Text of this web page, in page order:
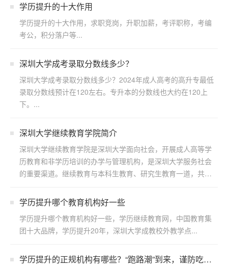
学历提升的十大作用
学历提升的十大作用，求职竞岗，升职加薪，考评职称，考编
考公，积分落户等...
深圳大学成考录取分数线多少？
深圳大学成考录取分数线多少？2024年成人高考的高升专最低
录取分数线预计在120左右。专升本的分数线也大约在120上
下。...
深圳大学继续教育学院简介
深圳大学继续教育学院是深圳大学面向社会，开展成人高等学
历教育和非学历培训的办学与管理机构，是深圳大学服务社会
的重要渠道。继续教育与本科生教育、研究生教育一道，共同
学历提升哪个教育机构好一些
学历提升哪个教育机构好一些，学历继续教育网，中国教育集
团十大品牌，学历提升20年，深圳大学成教校外教学点...
学历提升的正规机构有哪些？“跑路潮”到来，谨防吃